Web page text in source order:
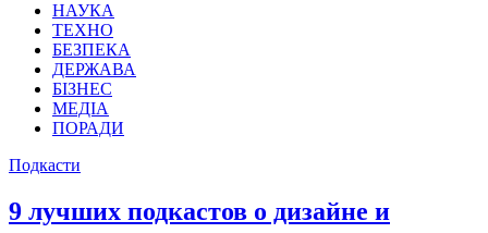
НАУКА
ТЕХНО
БЕЗПЕКА
ДЕРЖАВА
БІЗНЕС
МЕДІА
ПОРАДИ
Подкасти
9 лучших подкастов о дизайне и